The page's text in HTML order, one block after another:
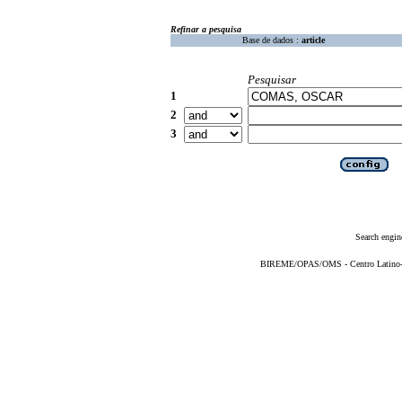
Refinar a pesquisa
Base de dados : article
Pesquisar
1
2
3
Search
BIREME/OPAS/OMS - Centro Latino-